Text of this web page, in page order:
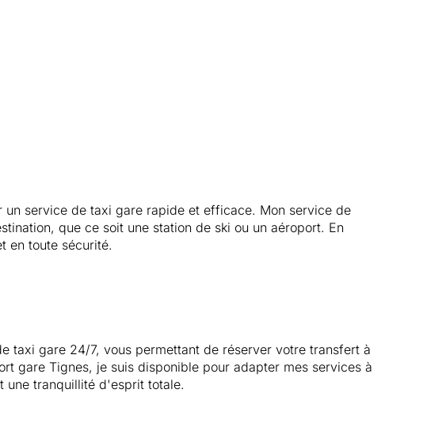
un service de taxi gare rapide et efficace. Mon service de
que ce soit une station de ski ou un aéroport. En
en toute sécurité.
taxi gare 24/7, vous permettant de réserver votre transfert à
gare Tignes, je suis disponible pour adapter mes services à
une tranquillité d'esprit totale.